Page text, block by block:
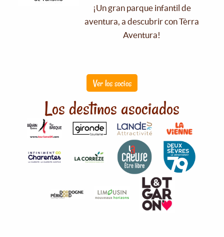
¡Un gran parque infantil de
aventura, a descubrir con Tèrra
Aventura!
Ver los socios
Los destinos asociados